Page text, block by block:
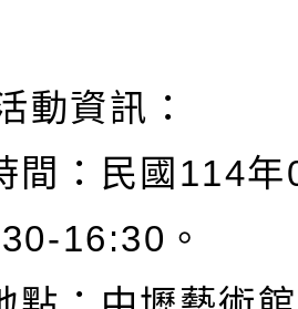
資訊：
：民國114年
16:30。